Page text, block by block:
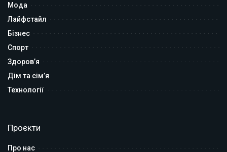
Мода
Лайфстайл
Бізнес
Спорт
Здоров’я
Дім та сім’я
Технології
Проєкти
Про нас